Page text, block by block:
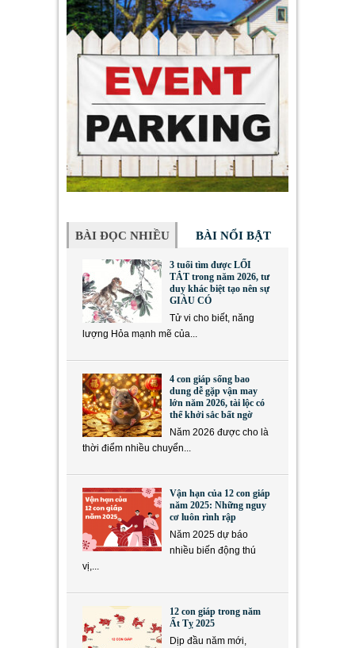
BÀI ĐỌC NHIỀU BÀI NỔI BẬT
3 tuổi tìm được LỐI
TẮT trong năm 2026, tư
duy khác biệt tạo nên sự
GIÀU CÓ
Tử vi cho biết, năng
lượng Hỏa mạnh mẽ của...
4 con giáp sống bao
dung dễ gặp vận may
lớn năm 2026, tài lộc có
thể khởi sắc bất ngờ
Năm 2026 được cho là
thời điểm nhiều chuyển...
Vận hạn của 12 con giáp
năm 2025: Những nguy
cơ luôn rình rập
Năm 2025 dự báo
nhiều biến động thú
vị,...
12 con giáp trong năm
Ất Tỵ 2025
Dịp đầu năm mới,